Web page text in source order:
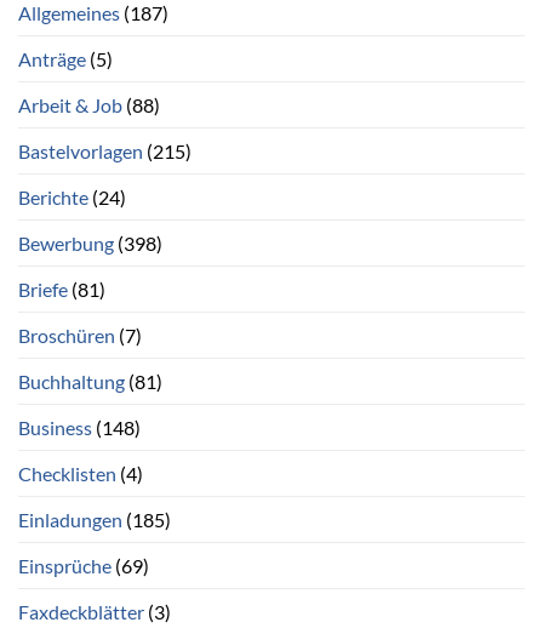
Allgemeines (187)
Anträge (5)
Arbeit & Job (88)
Bastelvorlagen (215)
Berichte (24)
Bewerbung (398)
Briefe (81)
Broschüren (7)
Buchhaltung (81)
Business (148)
Checklisten (4)
Einladungen (185)
Einsprüche (69)
Faxdeckblätter (3)